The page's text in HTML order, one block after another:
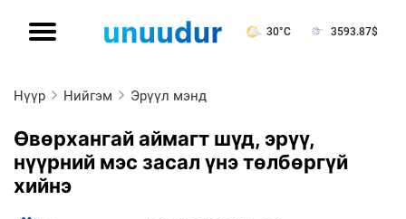
30°C 3593.87$
Нүүр Нийгэм Эрүүл мэнд
Өвөрхангай аймагт шүд, эрүү,
нүүрний мэс засал үнэ төлбөргүй
хийнэ